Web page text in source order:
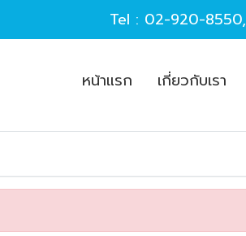
Tel : 02-920-8550,
หน้าแรก เกี่ยวกับเรา